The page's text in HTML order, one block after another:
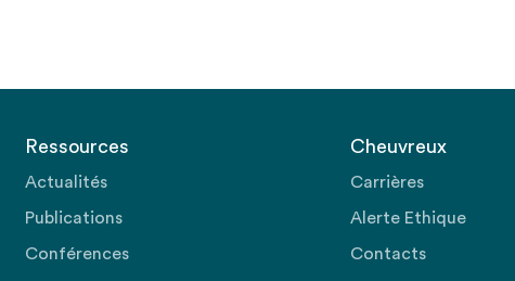
Ressources
Actualités
Publications
Conférences
Cheuvreux
Carrières
Alerte Ethique
Contacts